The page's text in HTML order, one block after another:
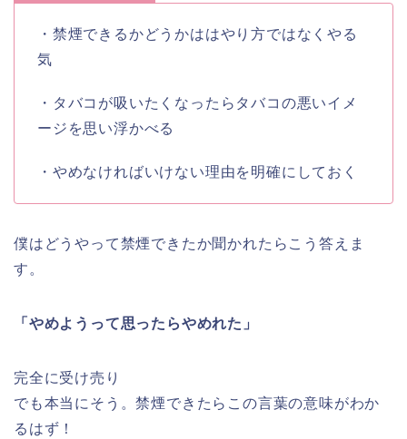
・禁煙できるかどうかははやり方ではなくやる
気
・タバコが吸いたくなったらタバコの悪いイメ
ージを思い浮かべる
・やめなければいけない理由を明確にしておく
僕はどうやって禁煙できたか聞かれたらこう答えま
す。
「やめようって思ったらやめれた」
完全に受け売り
でも本当にそう。禁煙できたらこの言葉の意味がわか
るはず！